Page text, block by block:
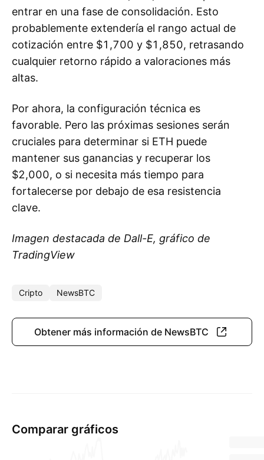
entrar en una fase de consolidación. Esto
probablemente extendería el rango actual de
cotización entre $1,700 y $1,850, retrasando
cualquier retorno rápido a valoraciones más
altas.
Por ahora, la configuración técnica es
favorable. Pero las próximas sesiones serán
cruciales para determinar si ETH puede
mantener sus ganancias y recuperar los
$2,000, o si necesita más tiempo para
fortalecerse por debajo de esa resistencia
clave.
Imagen destacada de Dall-E, gráfico de
TradingView
Cripto NewsBTC
Obtener más información de NewsBTC
Comparar gráficos